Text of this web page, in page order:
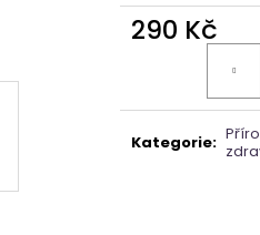
290 Kč
Kategorie:
PARFÉMOVÁ VODA -